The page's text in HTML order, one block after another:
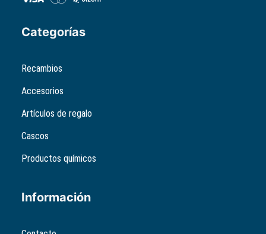
Categorías
Recambios
Accesorios
Artículos de regalo
Cascos
Productos químicos
Información